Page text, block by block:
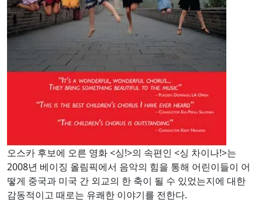
오스카 후보에 오른 영화 <싱!>의 속편인 <싱 차이나!>는
2008년 베이징 올림픽에서 음악의 힘을 통해 어린이들이 어
떻게 중국과 미국 간 외교의 한 축이 될 수 있었는지에 대한
감동적이고 때로는 유쾌한 이야기를 전한다.